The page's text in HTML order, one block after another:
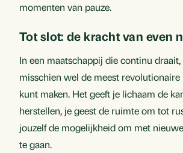
momenten van pauze.
Tot slot: de kracht van even
In een maatschappij die continu draait,
misschien wel de meest revolutionaire
kunt maken. Het geeft je lichaam de
herstellen, je geest de ruimte om tot
jouzelf de mogelijkheid om met
te gaan.